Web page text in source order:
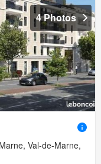
4 Photos
Val-de-Marne,